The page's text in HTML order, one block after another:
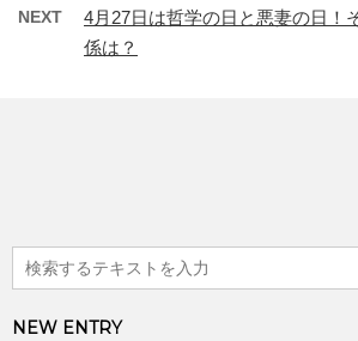
NEXT
4月27日は哲学の日と悪妻の日！
係は？
NEW ENTRY